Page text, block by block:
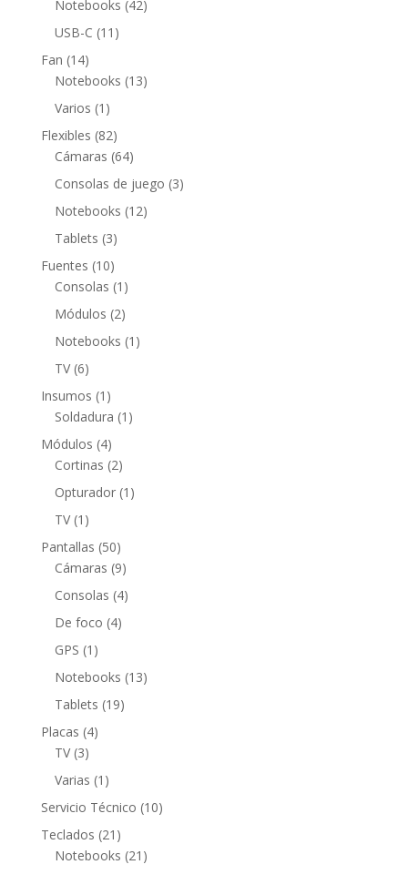
Notebooks 4242
USB-C 11 11
Fan 1414
productos
Notebooks 1313
Varios 1 1
producto
Flexibles 8282
productos
Cámaras 6464
productos
Consolas de juego 33
Notebooks 1212
Tablets 33
productos
Fuentes 1010
productos
Consolas 1 1
producto
Módulos 22
productos
Notebooks 1 1
TV 66
productos
Insumos 1 1
producto
Soldadura 1 1
Módulos 44
productos
Cortinas 22
productos
Opturador 1 1
TV 1 1
producto
Pantallas 5050
productos
Cámaras 99
productos
Consolas 44
De foco 44
GPS 1 1
producto
Notebooks 1313
Tablets 1919
Placas 44
TV 33
productos
Varias 1 1
producto
Servicio Técnico 1010
Teclados 21 21
productos
Notebooks 21 21